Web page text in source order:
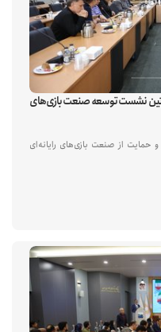
نشست توسعه صنعت بازی‌های
از صنعت بازی‌های رایانه‌ای